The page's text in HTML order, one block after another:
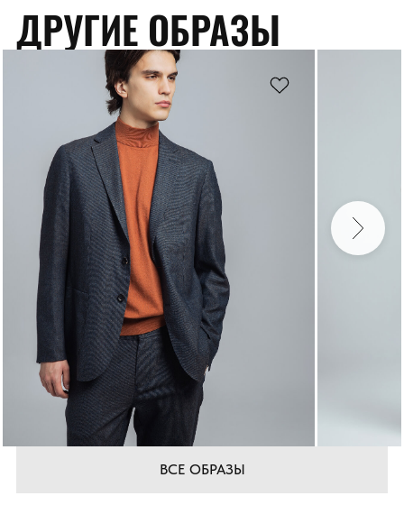
ДРУГИЕ ОБРАЗЫ
ВСЕ ОБРАЗЫ